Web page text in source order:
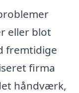
eller blot
fremtidige
firma
håndværk,